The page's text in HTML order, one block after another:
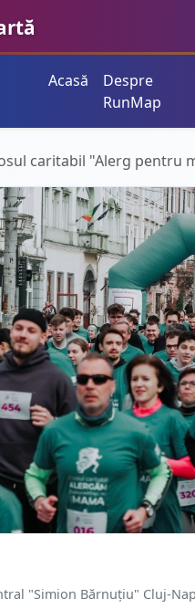
Acasă
Despre
RunMap
caritabil "Alerg pentru
"Simion Bărnuțiu" Cluj-